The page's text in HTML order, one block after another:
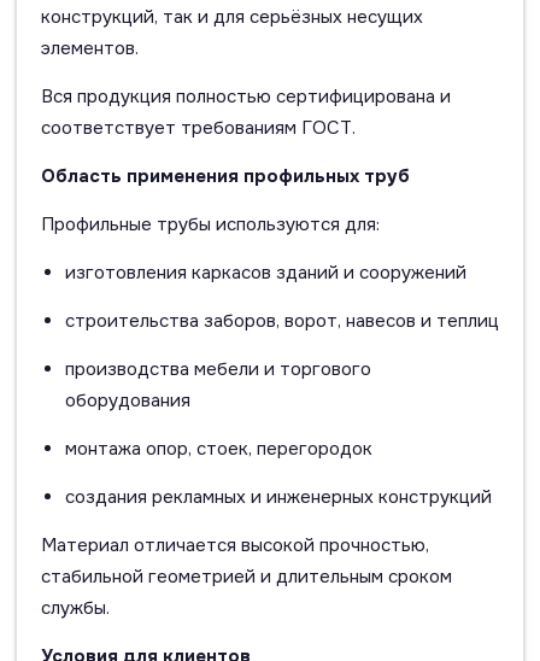
конструкций, так и для серьёзных несущих
элементов.
Вся продукция полностью сертифицирована и
соответствует требованиям ГОСТ.
Область применения профильных труб
Профильные трубы используются для:
изготовления каркасов зданий и сооружений
строительства заборов, ворот, навесов и теплиц
производства мебели и торгового
оборудования
монтажа опор, стоек, перегородок
создания рекламных и инженерных конструкций
Материал отличается высокой прочностью,
стабильной геометрией и длительным сроком
службы.